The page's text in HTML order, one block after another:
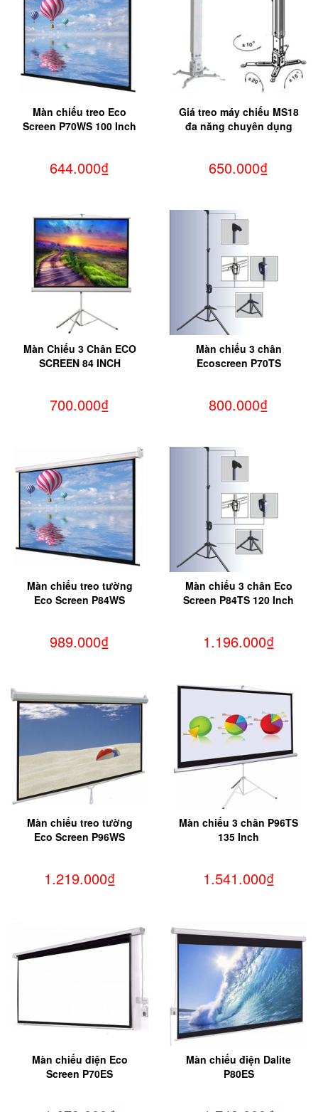
Màn chiếu treo Eco
Screen P70WS 100 Inch
644.000₫
Giá treo máy chiếu MS18
đa năng chuyên dụng
650.000₫
Màn Chiếu 3 Chân ECO
SCREEN 84 INCH
700.000₫
Màn chiếu 3 chân
Ecoscreen P70TS
800.000₫
Màn chiếu treo tường
Eco Screen P84WS
989.000₫
Màn chiếu 3 chân Eco
Screen P84TS 120 Inch
1.196.000₫
Màn chiếu treo tường
Eco Screen P96WS
1.219.000₫
Màn chiếu 3 chân P96TS
135 Inch
1.541.000₫
Màn chiếu điện Eco
Screen P70ES
Màn chiếu điện Dalite
P80ES